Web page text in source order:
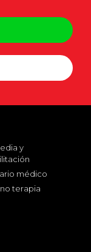
y
médico
terapia